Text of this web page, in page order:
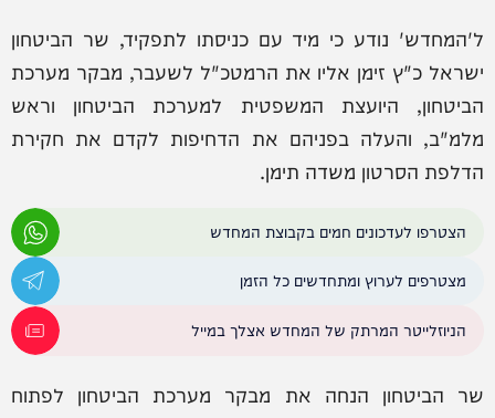
ל'המחדש' נודע כי מיד עם כניסתו לתפקיד, שר הביטחון
ישראל כ"ץ זימן אליו את הרמטכ"ל לשעבר, מבקר מערכת
הביטחון, היועצת המשפטית למערכת הביטחון וראש
מלמ"ב, והעלה בפניהם את הדחיפות לקדם את חקירת
הדלפת הסרטון משדה תימן.
הצטרפו לעדכונים חמים בקבוצת המחדש
מצטרפים לערוץ ומתחדשים כל הזמן
הניוזלייטר המרתק של המחדש אצלך במייל
שר הביטחון הנחה את מבקר מערכת הביטחון לפתוח